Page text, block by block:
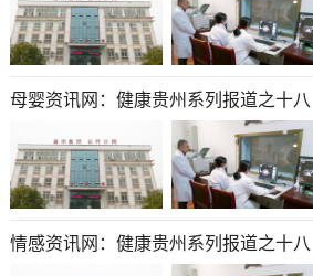
母婴资讯网：健康贵州系列报道之十八
情感资讯网：健康贵州系列报道之十八